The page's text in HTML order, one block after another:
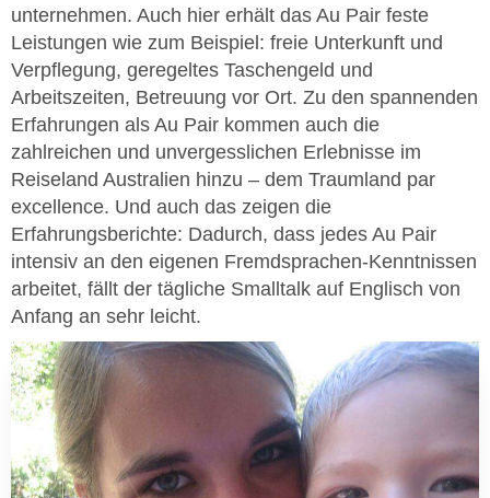
unternehmen. Auch hier erhält das Au Pair feste
Leistungen wie zum Beispiel: freie Unterkunft und
Verpflegung, geregeltes Taschengeld und
Arbeitszeiten, Betreuung vor Ort. Zu den spannenden
Erfahrungen als Au Pair kommen auch die
zahlreichen und unvergesslichen Erlebnisse im
Reiseland Australien hinzu – dem Traumland par
excellence. Und auch das zeigen die
Erfahrungsberichte: Dadurch, dass jedes Au Pair
intensiv an den eigenen Fremdsprachen-Kenntnissen
arbeitet, fällt der tägliche Smalltalk auf Englisch von
Anfang an sehr leicht.